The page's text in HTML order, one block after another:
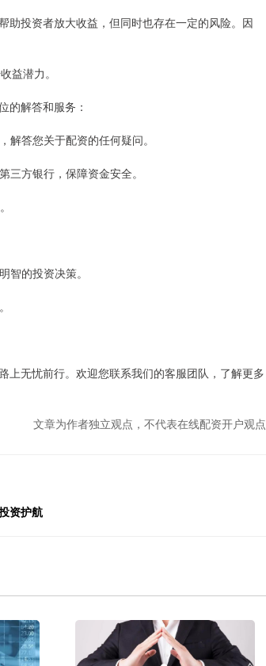
助投资者放大收益，但同时也存在一定的风险。因
益潜力。
的解答和服务：
答您关于配资的任何疑问。
方银行，保障资金安全。
智的投资决策。
上无忧前行。欢迎您联系我们的客服团队，了解更多
文章为作者独立观点，不代表在线配资开户观点
资护航